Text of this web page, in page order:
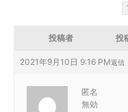
1
投稿者 投
2021年9月10日 9:16 PM返信
匿名
無効